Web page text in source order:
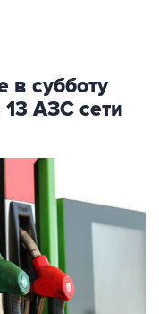
в субботу
АЗС сети